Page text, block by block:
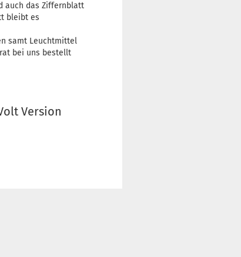
auch das Ziffernblatt
bleibt es
samt Leuchtmittel
bei uns bestellt
Version